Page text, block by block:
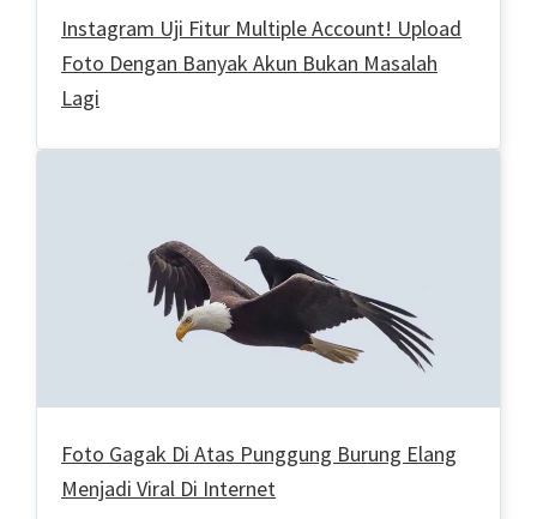
Instagram Uji Fitur Multiple Account! Upload
Foto Dengan Banyak Akun Bukan Masalah
Lagi
Foto Gagak Di Atas Punggung Burung Elang
Menjadi Viral Di Internet